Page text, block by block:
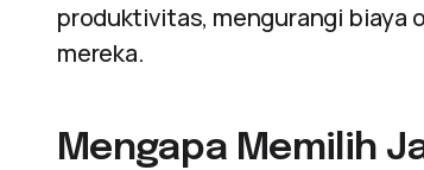
produktivitas, mengurangi biaya
mereka.
Mengapa Memilih